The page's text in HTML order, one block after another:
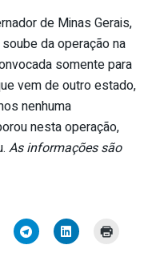
de Minas Gerais,
da operação na
somente para
vem de outro estado,
nenhuma
nesta operação,
As informações são